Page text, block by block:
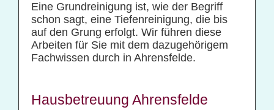
Eine Grundreinigung ist, wie der Begriff
schon sagt, eine Tiefenreinigung, die bis
auf den Grung erfolgt. Wir führen diese
Arbeiten für Sie mit dem dazugehörigem
Fachwissen durch in Ahrensfelde.
Hausbetreuung Ahrensfelde